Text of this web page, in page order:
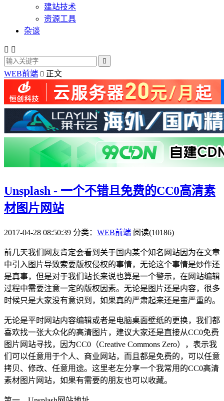
建站技术
资源工具
杂谈
 

WEB前端  正文
Unsplash - 一个不错且免费的CC0高清素
材图片网站
2017-04-28 08:50:39 分类： WEB前端 阅读(10186)
前几天我们网友肯定会看到关于国内某个知名网站因为在文章
中引入图片导致索要版权侵权的事情，无论这个事情是炒作还
是真事，但是对于我们站长来说也算是一个警示，在网站编辑
过程中需要注意一定的版权因素。无论是图片还是内容，很多
时候只是大家没有意识到，如果真的严肃起来还是蛮严重的。
无论是平时网站内容编辑或者是电脑桌面壁纸的更换，我们都
喜欢找一张大众化的高清图片，建议大家还是直接从CC0免费
图片网站寻找，因为CC0（Creative Commons Zero），表示我
们可以任意用于个人、商业网站，而且都是免费的，可以任意
拷贝、修改、任意用途。这里老左分享一个我常用的CC0高清
素材图片网站，如果有需要的朋友也可以收藏。